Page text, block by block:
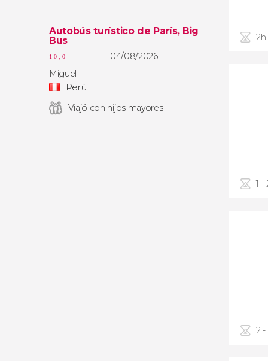
Autobús turístico de París, Big
Bus
10,0
04/08/2026
Miguel
Perú
Viajó con hijos mayores
2h
1 -
2 -